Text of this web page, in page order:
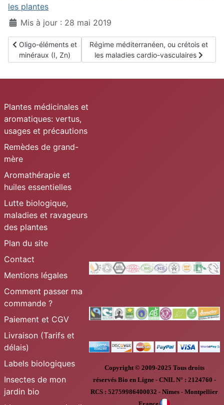
les plantes
Mis à jour : 28 mai 2019
Article précédent : Oligo-éléments et minéraux (I, Zn)
Oligo-éléments et
minéraux (I, Zn)
Article suivant : Régime méditerranéen,
Régime méditerranéen, ou crétois et
les maladies cardio-vasculaires
Plantes médicinales et
aromatiques: vertus,
usages et précautions
Remèdes de grand-
mère
Aromathérapie et
huiles essentielles
Lutte biologique,
maladies et ravageurs
des plantes
Plan du site
Contact
Mentions légales
Comment passer ma
commande ?
Paiement et CGV
Livraison (Tarifs et
délais)
Labels biologiques
Insectes de mon
jardin bio
Copyright © 2009-2025 Tous droits
réservésBio en Ligne - CNIL N° : 2124760 -
RCS : 52759986400032 - Nîmes - Montpellier